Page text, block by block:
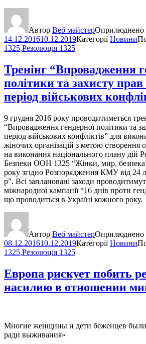
Автор Веб майстерОприлюднено
14.12.201610.12.2019КатегоріїНовини
1325,Резолюція 1325
Тренінг “Впровадження
політики та захисту
період військових
9 грудня 2016 року проводитиметься
“Впровадження гендерної політики та
період військових конфліктів” для
жіночих організацій з метою створення
на виконання національного плану дій
Безпеки ООН 1325 “Жінки, мир,
року згідно Розпорядження КМУ від 24
р”. Всі заплановані заходи
міжнародної кампанії “16 днів проти
що проводиться в Україні кожного року.
Автор Веб майстерОприлюднено
08.12.201610.12.2019КатегоріїНовини
1325,Резолюція 1325
Европа рискует побить
насилию в отношении
Многие женщины и дети беженцев были
ради выживания»